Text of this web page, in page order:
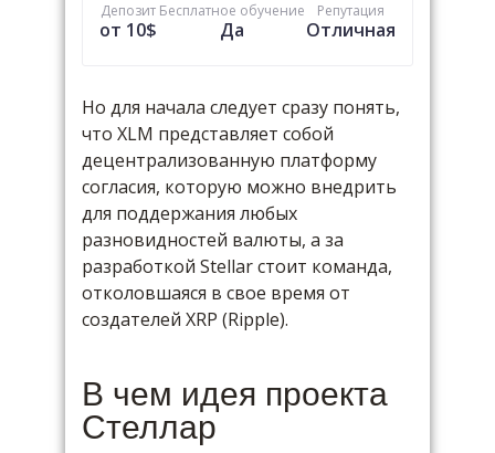
Депозит
от 10$
Бесплатное обучение
Да
Репутация
Отличная
Но для начала следует сразу понять,
что XLM представляет собой
децентрализованную платформу
согласия, которую можно внедрить
для поддержания любых
разновидностей валюты, а за
разработкой Stellar стоит команда,
отколовшаяся в свое время от
создателей XRP (Ripple).
В чем идея проекта
Стеллар